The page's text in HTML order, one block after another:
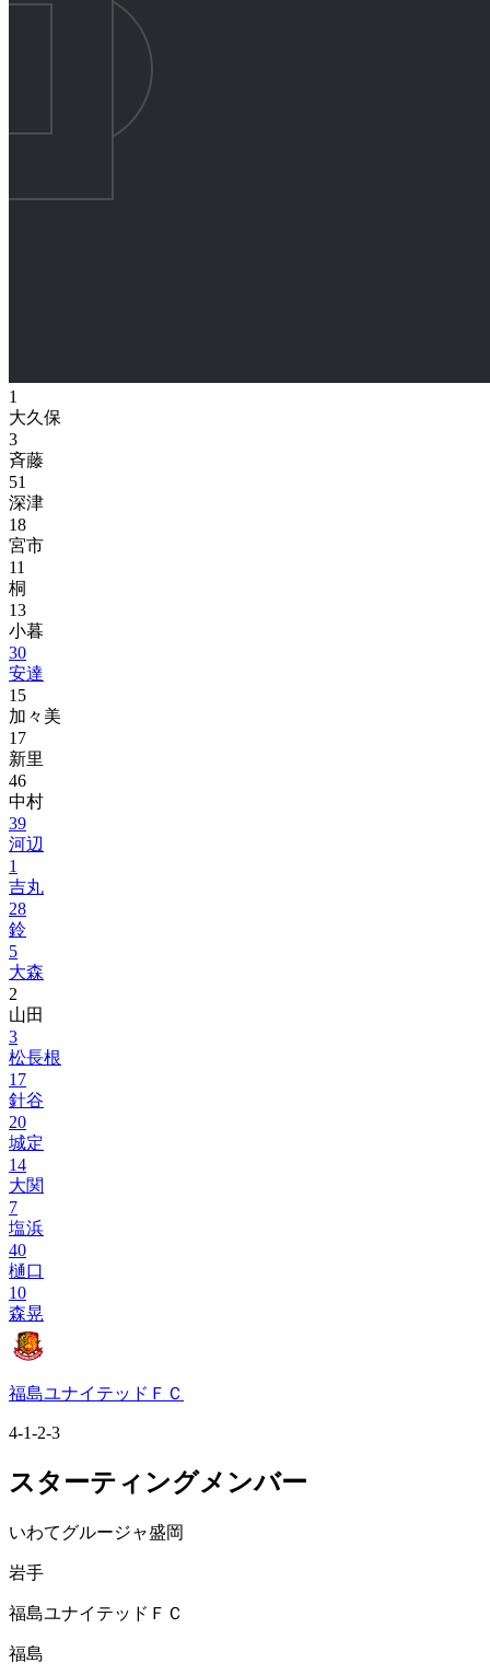
1
大久保
3
斉藤
51
深津
18
宮市
11
桐
13
小暮
30
安達
15
加々美
17
新里
46
中村
39
河辺
1
吉丸
28
鈴
5
大森
2
山田
3
松長根
17
針谷
20
城定
14
大関
7
塩浜
40
樋口
10
森晃
福島ユナイテッドＦＣ
4-1-2-3
スターティングメンバー
いわてグルージャ盛岡
岩手
福島ユナイテッドＦＣ
福島